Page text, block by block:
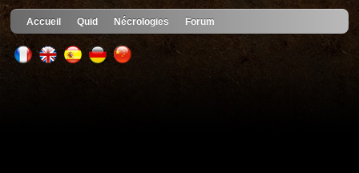
Accueil Quid Nécrologies Forum